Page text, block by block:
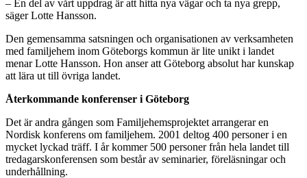
– En del av vårt uppdrag är att hitta nya vägar och ta nya grepp,
säger Lotte Hansson.
Den gemensamma satsningen och organisationen av verksamheten
med familjehem inom Göteborgs kommun är lite unikt i landet
menar Lotte Hansson. Hon anser att Göteborg absolut har kunskap
att lära ut till övriga landet.
Återkommande konferenser i Göteborg
Det är andra gången som Familjehemsprojektet arrangerar en
Nordisk konferens om familjehem. 2001 deltog 400 personer i en
mycket lyckad träff. I år kommer 500 personer från hela landet till
tredagarskonferensen som består av seminarier, föreläsningar och
underhållning.